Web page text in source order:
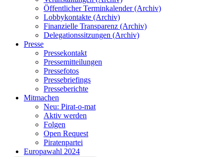
Öffentlicher Terminkalender (Archiv)
Lobbykontakte (Archiv)
Finanzielle Transparenz (Archiv)
Delegationssitzungen (Archiv)
Presse
Pressekontakt
Pressemitteilungen
Pressefotos
Pressebriefings
Presseberichte
Mitmachen
Neu: Pirat-o-mat
Aktiv werden
Folgen
Open Request
Piratenpartei
Europawahl 2024